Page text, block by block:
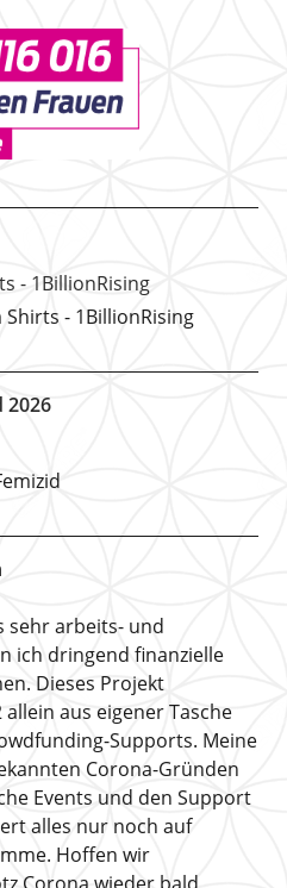
Shirts - 1BillionRising
2026
sehr arbeits- und
ich dringend finanzielle
Dieses Projekt
aus eigener Tasche
Supports. Meine
Corona-Gründen
Events und den Support
alles nur noch auf
Hoffen wir